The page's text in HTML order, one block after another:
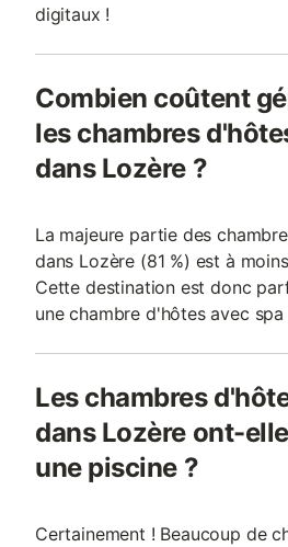
digitaux !
Combien coûtent
les chambres
dans Lozère ?
La majeure partie des
dans Lozère (81 %) est à
Cette destination est donc
une chambre d'hôtes avec spa
Les chambres
dans Lozère ont-
une piscine ?
Certainement ! Beaucoup de